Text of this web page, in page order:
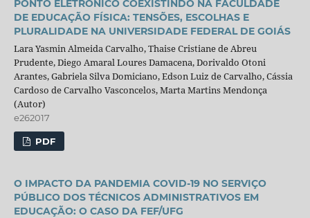
PONTO ELETRÔNICO COEXISTINDO NA FACULDADE
DE EDUCAÇÃO FÍSICA: TENSÕES, ESCOLHAS E
PLURALIDADE NA UNIVERSIDADE FEDERAL DE GOIÁS
Lara Yasmin Almeida Carvalho, Thaise Cristiane de Abreu
Prudente, Diego Amaral Loures Damacena, Dorivaldo Otoni
Arantes, Gabriela Silva Domiciano, Edson Luiz de Carvalho, Cássia
Cardoso de Carvalho Vasconcelos, Marta Martins Mendonça
(Autor)
e262017
PDF
O IMPACTO DA PANDEMIA COVID-19 NO SERVIÇO
PÚBLICO DOS TÉCNICOS ADMINISTRATIVOS EM
EDUCAÇÃO: O CASO DA FEF/UFG